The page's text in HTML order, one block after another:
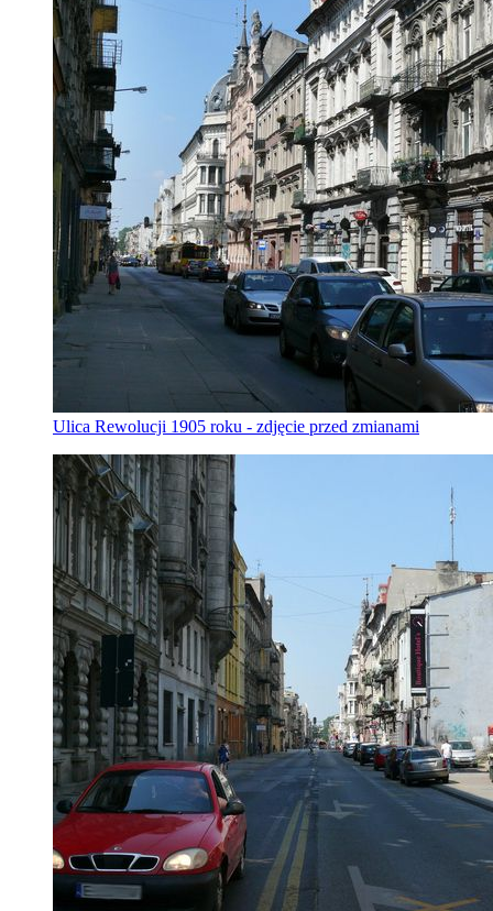
Ulica Rewolucji 1905 roku - zdjęcie przed zmianami